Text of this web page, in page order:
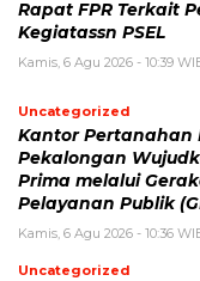
Rapat FPR Terkait
Kegiatassn PSEL
Kamis, 6 Agu 2026 - 10:39
Uncategorized
Kantor Pertanahan
Pekalongan
Prima melalui
Pelayanan Publik
Kamis, 6 Agu 2026 - 10:36
Uncategorized